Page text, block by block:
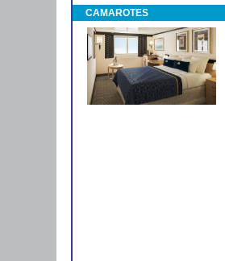
CAMAROTES